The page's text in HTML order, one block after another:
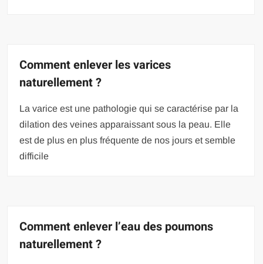
Comment enlever les varices
naturellement ?
La varice est une pathologie qui se caractérise par la
dilation des veines apparaissant sous la peau. Elle
est de plus en plus fréquente de nos jours et semble
difficile
Comment enlever l’eau des poumons
naturellement ?